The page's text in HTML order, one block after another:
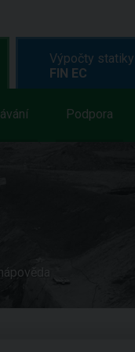
Podpora
Výpočty statiky
FIN EC